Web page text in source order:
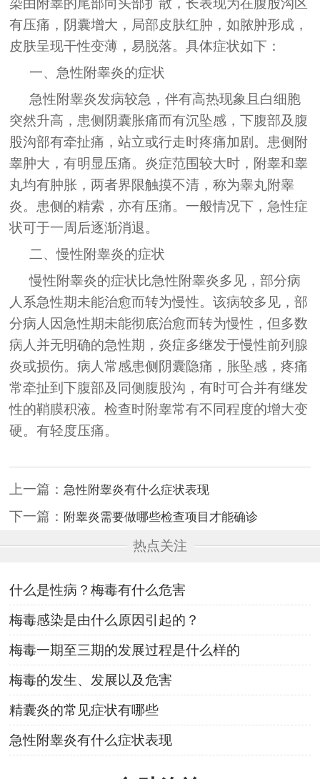
染由附睾的尾部向头部扩散，长表现为在腹股沟区
有压痛，阴囊增大，局部皮肤红肿，如脓肿形成，
皮肤呈现干性变薄，易脱落。具体症状如下：
一、急性附睾炎的症状
急性附睾炎发病较急，伴有高热现象且白细胞
突然升高，患侧阴囊胀痛而有沉坠感，下腹部及腹
股沟部有牵扯痛，站立或行走时疼痛加剧。患侧附
睾肿大，有明显压痛。炎症范围较大时，附睾和睾
丸均有肿胀，两者界限触摸不清，称为睾丸附睾
炎。患侧的精索，亦有压痛。一般情况下，急性症
状可于一周后逐渐消退。
二、慢性附睾炎的症状
慢性附睾炎的症状比急性附睾炎多见，部分病
人系急性期未能治愈而转为慢性。该病较多见，部
分病人因急性期未能彻底治愈而转为慢性，但多数
病人并无明确的急性期，炎症多继发于慢性前列腺
炎或损伤。病人常感患侧阴囊隐痛，胀坠感，疼痛
常牵扯到下腹部及同侧腹股沟，有时可合并有继发
性的鞘膜积液。检查时附睾常有不同程度的增大变
硬。有轻度压痛。
上一篇： 急性附睾炎有什么症状表现
下一篇： 附睾炎需要做哪些检查项目才能确诊
热点关注
什么是性病？梅毒有什么危害
梅毒感染是由什么原因引起的？
梅毒一期至三期的发展过程是什么样的
梅毒的发生、发展以及危害
精囊炎的常见症状有哪些
急性附睾炎有什么症状表现